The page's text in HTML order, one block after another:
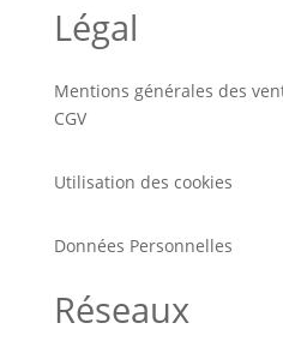
Légal
Mentions générales des
CGV
Utilisation des cookies
Données Personnelles
Réseaux